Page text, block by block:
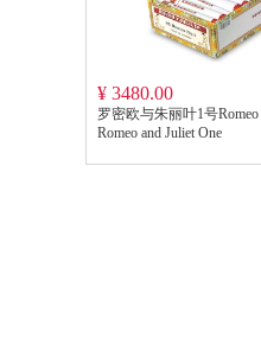
¥ 3480.00
Romeo and Juliet One